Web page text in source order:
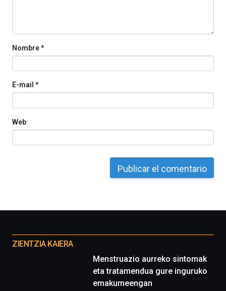
Nombre*
E-mail *
Web
proyectos
ZIENTZIA KAIERA
Menstruazio aurreko sintomak
eta tratamendua gure inguruko
emakumeengan